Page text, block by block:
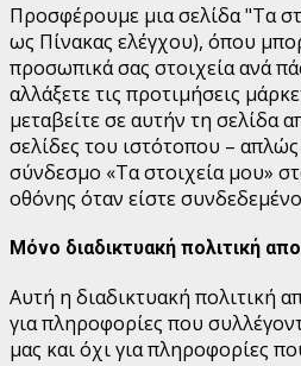
Προσφέρουμε μια σελίδα "Τα
ως Πίνακας ελέγχου), όπου
προσωπικά σας στοιχεία ανά
αλλάξετε τις προτιμήσεις
μεταβείτε σε αυτήν τη σελίδα
σελίδες του ιστότοπου –
σύνδεσμο «Τα στοιχεία μου»
οθόνης όταν είστε
Μόνο διαδικτυακή πολιτική
Αυτή η διαδικτυακή πολιτική
για πληροφορίες που
μας και όχι για πληροφορίες